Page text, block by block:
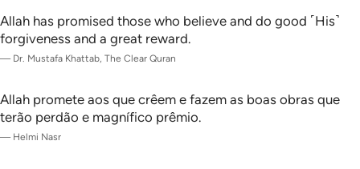
Allah has promised those who believe and do good ˹His˺
forgiveness and a great reward.
— Dr. Mustafa Khattab, The Clear Quran
Allah promete aos que crêem e fazem as boas obras que
terão perdão e magnífico prêmio.
— Helmi Nasr